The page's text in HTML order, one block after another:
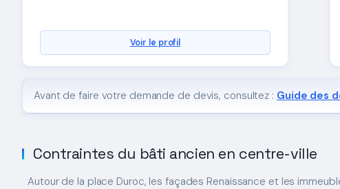
Voir le profil
Avant de faire votre demande de devis, consultez : Guide des
Contraintes du bâti ancien en centre-ville
Autour de la place Duroc, les façades Renaissance et les